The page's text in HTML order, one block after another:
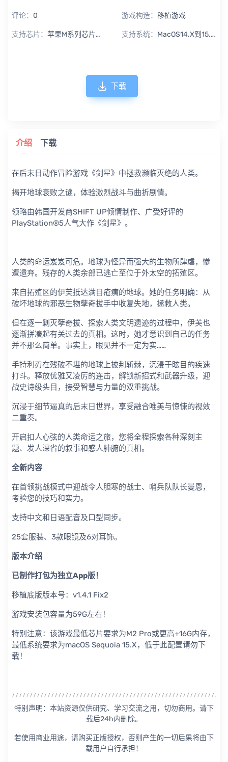
评论： 0 游戏构造： 移植游戏
支持芯片： 苹果M系列芯片专用 支持系统： MacOS14.X到15.X Sequoia
下载
介绍 下载
在后末日动作冒险游戏《剑星》中拯救濒临灭绝的人类。
揭开地球衰败之谜，体验激烈战斗与曲折剧情。
领略由韩国开发商SHIFT UP倾情制作、广受好评的
PlayStation®5人气大作《剑星》。
人类的命运岌岌可危。地球为怪异而强大的生物所肆虐，惨
遭遗弃。残存的人类余部已逃亡至位于外太空的拓殖区。
来自拓殖区的伊芙抵达满目疮痍的地球。她的任务明确：从
破坏地球的邪恶生物孽奇拔手中收复失地，拯救人类。
但在逐一剿灭孽奇拔、探索人类文明遗迹的过程中，伊芙也
逐渐拼凑起有关过去的真相。这时，她才意识到自己的任务
并不那么简单。事实上，眼见并不一定为实……
手持利刃在残破不堪的地球上披荆斩棘，沉浸于眩目的疾速
打斗。释放优雅又凌厉的连击，解锁新招式和武器升级，迎
战史诗级头目，接受智慧与力量的双重挑战。
沉浸于细节逼真的后末日世界，享受融合唯美与惊悚的视效
二重奏。
开启扣人心弦的人类命运之旅，您将全程探索各种深刻主
题、发人深省的叙事和感人肺腑的真相。
全新内容
在首领挑战模式中迎战令人胆寒的战士、哨兵队队长曼恩，
考验您的技巧和实力。
支持中文和日语配音及口型同步。
25套服装、3款眼镜及6对耳饰。
版本介绍
已制作打包为独立App版！
移植底版版本号：v1.4.1 Fix2
游戏安装包容量为59G左右！
特别注意：该游戏最低芯片要求为M2 Pro或更高+16G内存，
最低系统要求为macOS Sequoia 15.X，低于此配置请勿下
载！
特别声明：本站资源仅供研究、学习交流之用，切勿商用。请下
载后24h内删除。
若使用商业用途，请购买正版授权，否则产生的一切后果将由下
载用户自行承担！